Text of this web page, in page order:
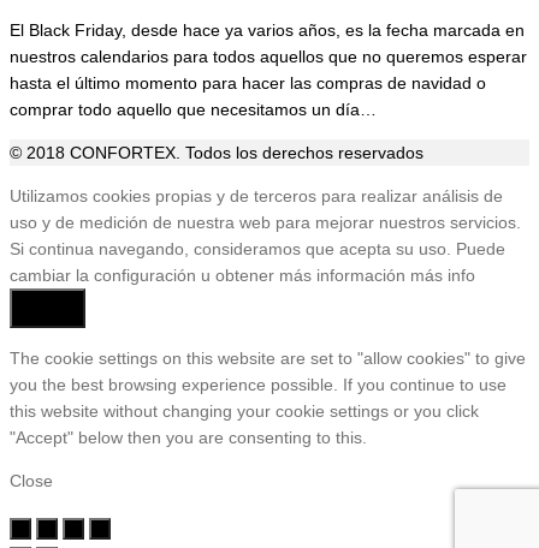
El Black Friday, desde hace ya varios años, es la fecha marcada en
nuestros calendarios para todos aquellos que no queremos esperar
hasta el último momento para hacer las compras de navidad o
comprar todo aquello que necesitamos un día…
© 2018 CONFORTEX. Todos los derechos reservados
Ir
a
Tienda
Utilizamos cookies propias y de terceros para realizar análisis de
uso y de medición de nuestra web para mejorar nuestros servicios.
Si continua navegando, consideramos que acepta su uso. Puede
cambiar la configuración u obtener más información más info
The cookie settings on this website are set to "allow cookies" to give
you the best browsing experience possible. If you continue to use
this website without changing your cookie settings or you click
"Accept" below then you are consenting to this.
Close